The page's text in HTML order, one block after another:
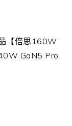
【倍思160W
GaN5 Pro